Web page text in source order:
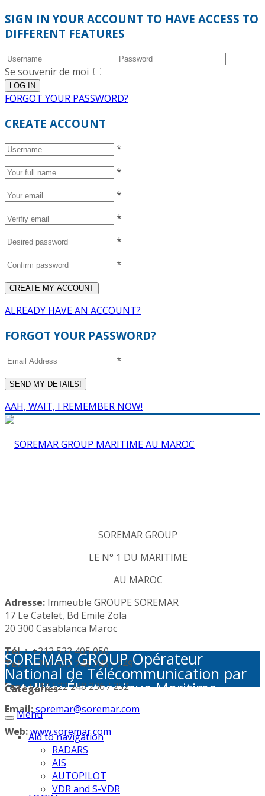
SIGN IN YOUR ACCOUNT TO HAVE ACCESS TO
DIFFERENT FEATURES
Se souvenir de moi
FORGOT YOUR PASSWORD?
CREATE ACCOUNT
*
*
*
*
*
*
ALREADY HAVE AN ACCOUNT?
FORGOT YOUR PASSWORD?
*
AAH, WAIT, I REMEMBER NOW!
SOREMAR GROUP
LE N° 1 DU MARITIME
AU MAROC
Adresse: Immeuble GROUPE SOREMAR
17 Le Catelet, Bd Emile Zola
20 300 Casablanca Maroc
Tél. :+212 522 405 050
Tél. :+212 522 248 245 / 249
Fax :+212 522 248 236 / 252
Email:soremar@soremar.com
Web:www.soremar.com
SOREMAR GROUP Opérateur
National de Télécommunication par
Satellite: Électronique Maritime -
Activités Portuaires - Plaisance et
Sécurité en Mer - Télécommunication
par Satellite - Défense et sécurité -
Géolocalisation - Visioconférence
Categories
Menu
Aid to navigation
RADARS
AIS
AUTOPILOT
VDR and S-VDR